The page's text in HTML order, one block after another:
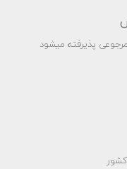
پذیرفته میشود